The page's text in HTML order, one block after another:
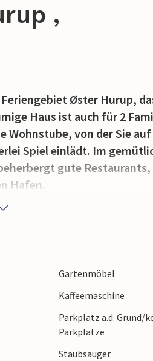
,
Øster Hurup,
Haus ist auch für 2
Wohnstube, von der Sie
Spiel einlädt. Im
gute Restaurants,
Hafen.
Gartenmöbel
Kaffeemaschine
Parkplatz a.d. Grund/
Parkplätze
Staubsauger